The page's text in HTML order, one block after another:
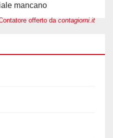
mancano
offerto da contagiorni.it